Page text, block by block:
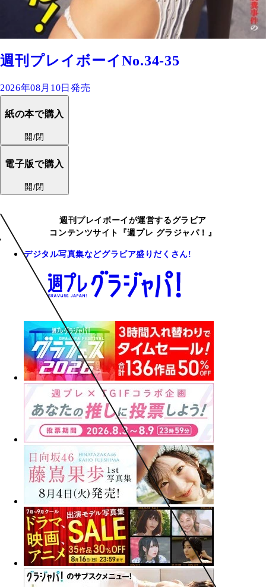
週刊プレイボーイNo.34-35
2026年08月10日発売
紙の本で購入
開/閉
電子版で購入
開/閉
週刊プレイボーイが運営するグラビア
コンテンツサイト『週プレ グラジャパ！』
デジタル写真集などグラビア盛りだくさん!